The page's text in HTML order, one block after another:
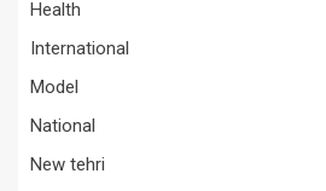
Health
International
Model
National
New tehri